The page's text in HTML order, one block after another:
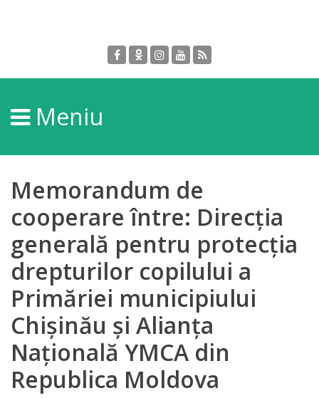
DGPDC
Informații
despre
Subdiviziuni/Servicii
Structura
Strategia
Orarul
audienței
Managementul
Meniu
Memorandum de
cooperare între: Direcția
generală pentru protecția
drepturilor copilului a
Primăriei municipiului
Chișinău și Alianța
Națională YMCA din
Republica Moldova